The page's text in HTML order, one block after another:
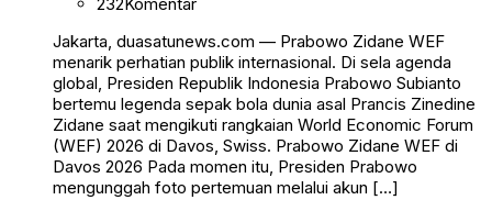
Jakarta, duasatunews.com — Prabowo Zidane WEF
menarik perhatian publik internasional. Di sela agenda
global, Presiden Republik Indonesia Prabowo Subianto
bertemu legenda sepak bola dunia asal Prancis Zinedine
Zidane saat mengikuti rangkaian World Economic Forum
(WEF) 2026 di Davos, Swiss. Prabowo Zidane WEF di
Davos 2026 Pada momen itu, Presiden Prabowo
mengunggah foto pertemuan melalui akun […]